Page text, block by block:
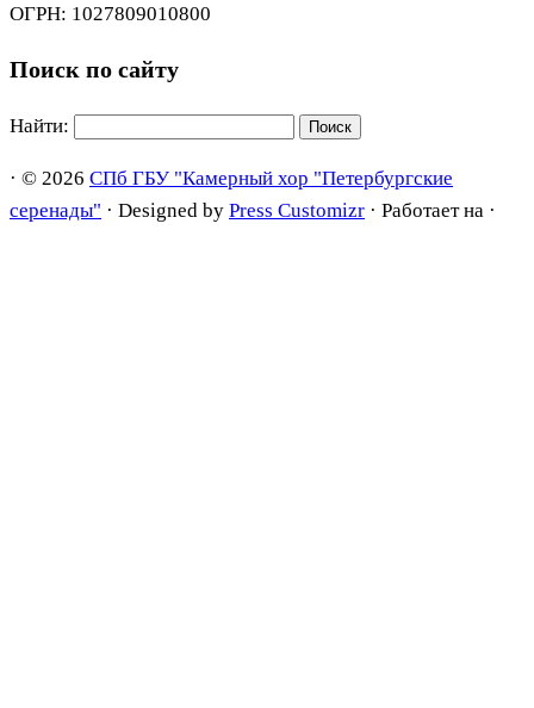
ОГРН: 1027809010800
Поиск по сайту
Найти:
· © 2026 СПб ГБУ "Камерный хор "Петербургские
серенады" · Designed by Press Customizr · Работает на ·